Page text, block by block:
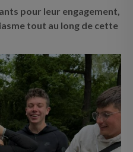
pour leur engagement,
tout au long de cette